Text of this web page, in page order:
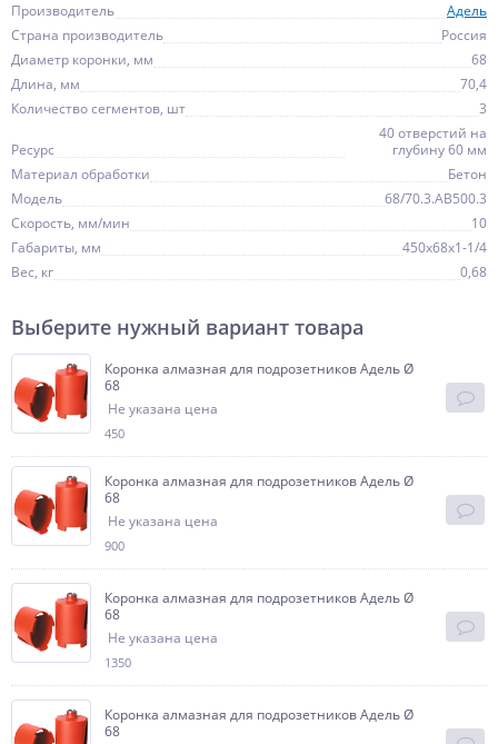
Производитель
Адель
Страна производитель
Россия
Диаметр коронки, мм
68
Длина, мм
70,4
Количество сегментов, шт
3
Ресурс
40 отверстий на
глубину 60 мм
Материал обработки
Бетон
Модель
68/70.3.AB500.3
Скорость, мм/мин
10
Габариты, мм
450х68х1-1/4
Вес, кг
0,68
Выберите нужный вариант товара
Коронка алмазная для подрозетников Адель Ø
68
Не указана цена
450
Коронка алмазная для подрозетников Адель Ø
68
Не указана цена
900
Коронка алмазная для подрозетников Адель Ø
68
Не указана цена
1350
Коронка алмазная для подрозетников Адель Ø
68